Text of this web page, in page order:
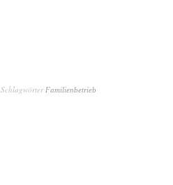
Schlagwörter Familienbetrieb